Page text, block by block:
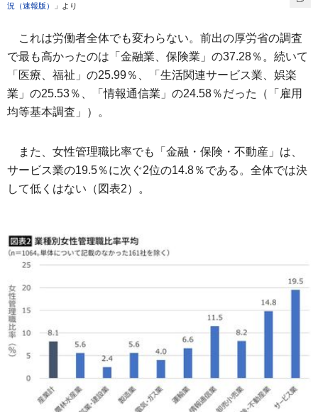
況（速報版）
」より
これは労働者全体でも変わらない。前出の厚労省の調査
で最も高かったのは「金融業、保険業」の37.28％。続いて
「医療、福祉」の25.99％、「生活関連サービス業、娯楽
業」の25.53％、「情報通信業」の24.58％だった（「雇用
均等基本調査」）。
また、女性管理職比率でも「金融・保険・不動産」は、
サービス業の19.5％に次ぐ2位の14.8％である。全体では決
して低くはない（図表2）。